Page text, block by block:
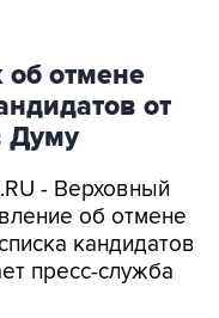
отмене
от
Думу
- Верховный
об отмене
кандидатов
пресс-служба